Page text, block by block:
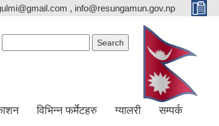
, info@resungamun.gov.np
विभिन्न फर्मेटहरु ग्यालरी सम्पर्क